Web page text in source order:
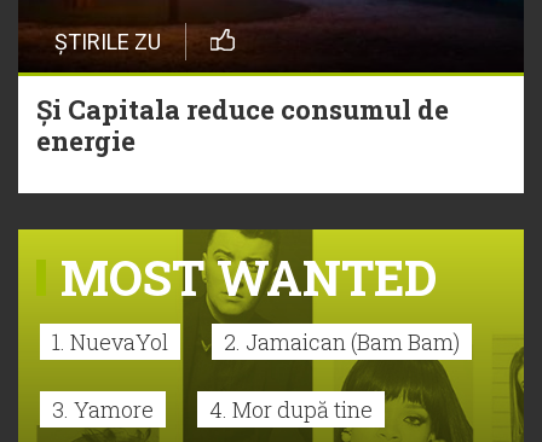
ȘTIRILE ZU
Și Capitala reduce consumul de
energie
MOST WANTED
1. NuevaYol 2. Jamaican (Bam Bam)
3. Yamore 4. Mor după tine